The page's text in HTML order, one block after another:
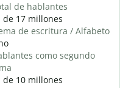
de hablantes
de 17 millones
de escritura / Alfabeto
como segundo
de 10 millones